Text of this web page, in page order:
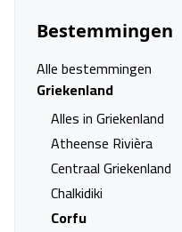
Bestemmingen
Alle bestemmingen
Griekenland
Alles in Griekenland
Atheense Rivièra
Centraal Griekenland
Chalkidiki
Corfu
14 sep. - 21 sep.
Vanafprijs p.p.
€ 201,00